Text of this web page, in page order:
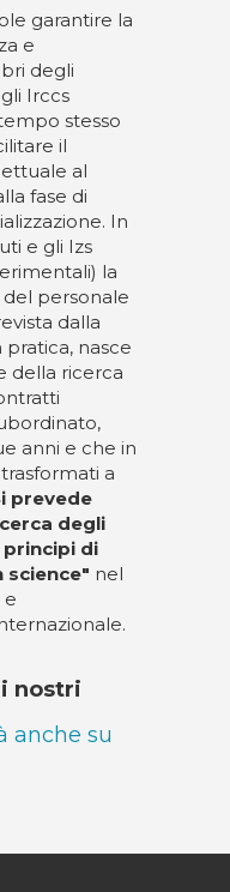
garantire la
e
degli
Irccs
stesso
il
al
fase di
In
e gli Izs
la
del personale
dalla
pratica, nasce
della ricerca
anni e che in
a
prevede
degli
di
science" nel
e
nostri
anche su